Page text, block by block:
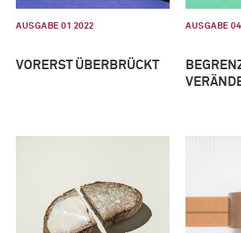
AUSGABE 01 2022
VORERST ÜBERBRÜCKT
AUSGABE 04